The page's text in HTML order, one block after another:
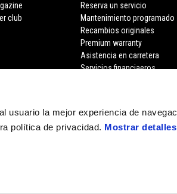
usuario la mejor experiencia de
política de privacidad. Mostrar detalles
club
Reserva un servicio
Mantenimiento programado
Recambios originales
Premium warranty
Asistencia en carretera
Servicios financiaeros